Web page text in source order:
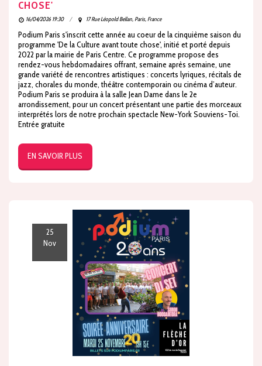
CHOSE'
16/04/2026 19:30 17 Rue Léopold Bellan, Paris, France
Podium Paris s'inscrit cette année au coeur de la cinquième saison du
programme 'De la Culture avant toute chose', initié et porté depuis
2022 par la mairie de Paris Centre. Ce programme propose des
rendez-vous hebdomadaires offrant, semaine après semaine, une
grande variété de rencontres artistiques : concerts lyriques, récitals de
jazz, chorales du monde, théâtre contemporain ou cinéma d’auteur.
Podium Paris se produira à la salle Jean Dame dans le 2e
arrondissement, pour un concert présentant une partie des morceaux
interprétés lors de notre prochain spectacle New-York Souviens-Toi.
Entrée gratuite
EN SAVOIR PLUS
25
Nov